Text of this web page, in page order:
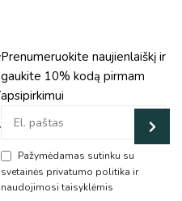
Prenumeruokite naujienlaiškį ir
gaukite 10% kodą pirmam
apsipirkimui
Pažymėdamas sutinku su
svetainės privatumo politika ir
naudojimosi taisyklėmis